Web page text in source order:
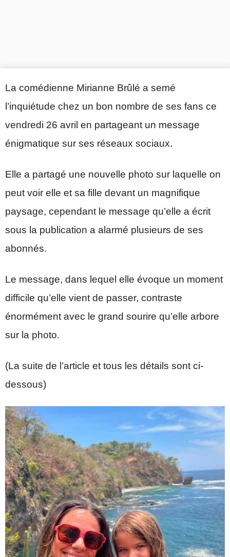
La comédienne Mirianne Brûlé a semé
l’inquiétude chez un bon nombre de ses fans ce
vendredi 26 avril en partageant un message
énigmatique sur ses réseaux sociaux.
Elle a partagé une nouvelle photo sur laquelle on
peut voir elle et sa fille devant un magnifique
paysage, cependant le message qu’elle a écrit
sous la publication a alarmé plusieurs de ses
abonnés.
Le message, dans lequel elle évoque un moment
difficile qu’elle vient de passer, contraste
énormément avec le grand sourire qu’elle arbore
sur la photo.
(La suite de l’article et tous les détails sont ci-
dessous)